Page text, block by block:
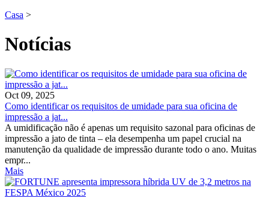
Casa >
Notícias
Oct 09, 2025
Como identificar os requisitos de umidade para sua oficina de
impressão a jat...
A umidificação não é apenas um requisito sazonal para oficinas de
impressão a jato de tinta – ela desempenha um papel crucial na
manutenção da qualidade de impressão durante todo o ano. Muitas
empr...
Mais